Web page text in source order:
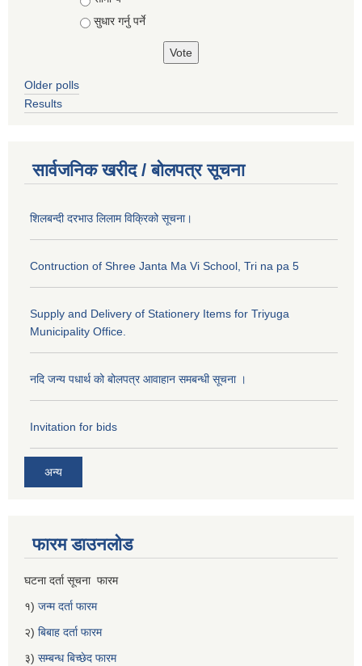
सुधार गर्नु पर्ने
Older polls
Results
सार्वजनिक खरीद / बोलपत्र सूचना
शिलबन्दी दरभाउ लिलाम विक्रिको सूचना।
Contruction of Shree Janta Ma Vi School, Tri na pa 5
Supply and Delivery of Stationery Items for Triyuga
Municipality Office.
नदि जन्य पधार्थ को बोलपत्र आवाहान समबन्धी सूचना ।
Invitation for bids
अन्य
फारम डाउनलोड
घटना दर्ता सूचना फारम
१) जन्म दर्ता फारम
२) बिबाह दर्ता फारम
३) सम्बन्ध बिच्छेद फारम